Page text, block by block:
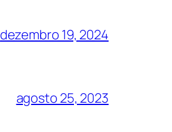
dezembro 19, 2024
agosto 25, 2023